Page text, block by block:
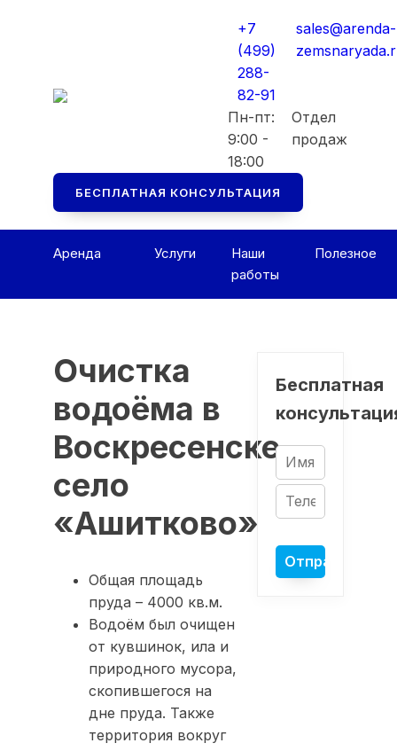
+7
(499)
288-
82-91
sales@arenda-
Пн-пт:
9:00 -
18:00
Отдел
продаж
БЕСПЛАТНАЯ КОНСУЛЬТАЦИЯ
Аренда Услуги
Наши
работы
Полезное
Очистка
водоёма в
Воскресенске,
село
«Ашитково»
Общая площадь
пруда – 4000 кв.м.
Водоём был очищен
от кувшинок, ила и
природного мусора,
скопившегося на
дне пруда. Также
территория вокруг
Бесплатная
Мы перезвоним вам в ближайшее
Консультация БЕСПЛАТНАЯ
Мы перезвоним вам в ближайшее
Консультация БЕСПЛАТНАЯ